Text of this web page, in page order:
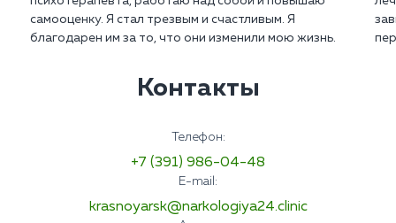
самооценку. Я стал трезвым и счастливым. Я
благодарен им за то, что они изменили мою жизнь.
Контакты
Телефон:
+7 (391) 986-04-48
E-mail:
krasnoyarsk@narkologiya24.clinic